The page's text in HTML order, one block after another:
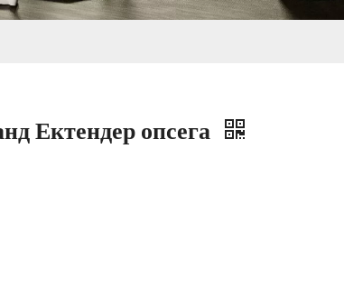
Ектендер опсега